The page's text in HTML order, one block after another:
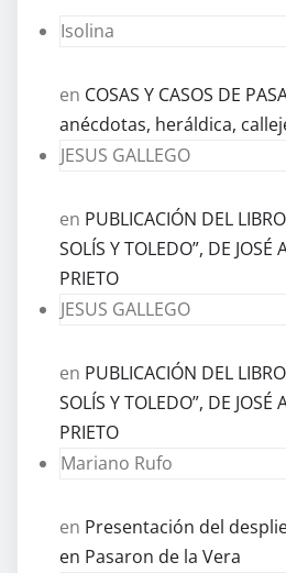
Isolina
en COSAS Y CASOS DE
anécdotas, heráldica,
JESUS GALLEGO
en PUBLICACIÓN DEL
SOLÍS Y TOLEDO”, DE
PRIETO
JESUS GALLEGO
en PUBLICACIÓN DEL
SOLÍS Y TOLEDO”, DE
PRIETO
Mariano Rufo
en Presentación del
en Pasaron de la Vera